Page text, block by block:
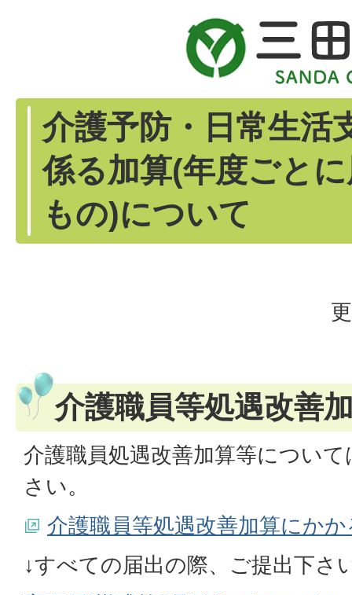
介護予防・日常生活
係る加算(年度ごと
もの)について
介護職員等処遇改善
介護職員処遇改善加算等につい
さい。
介護職員等処遇改善加算にか
↓すべての届出の際、ご提出下さ